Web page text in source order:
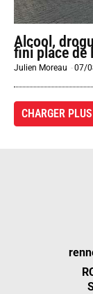
Alcool,
fini place de
Julien Moreau -07/
CHARGER PLUS